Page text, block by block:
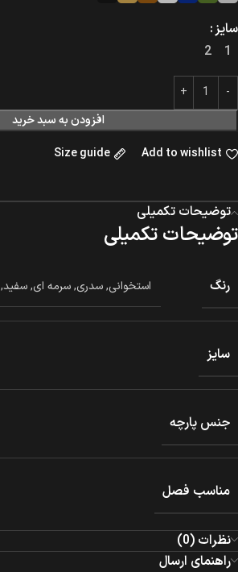
سایز
1
2
افزودن به سبد خرید
Add to wishlist
Size guide
توضیحات تکمیلی
توضیحات تکمیلی
رنگ استخوانی,سدری,سرمه ای,سفید,
سایز
جنس پارچه
مناسب فصل
نظرات (0)
راهنمای ارسال